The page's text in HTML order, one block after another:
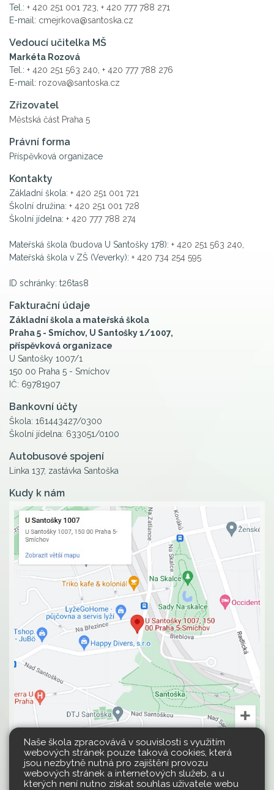
Tel.: + 420 251 001 723 + 420 777 788 271
E-mail: cmejrkova@santoska.cz
Vedoucí učitelka MŠ
Markéta Rozová
Tel.: + 420 251 563 240 + 420 777 788 276
E-mail: rozova@santoska.cz
Zřizovatel
Městská část Praha 5
Právní forma
Příspěvková organizace
Kontakty
Základní škola: + 420 251 001 721
Školní družina: + 420 251 001 728
Školní jídelna: + 420 777 788 274
Mateřská škola (budova U Santošky 178): + 420 251 563 240
Mateřská škola v ZŠ (Veverky): + 420 734 254 595
ID schránky: t26tas8
Fakturační údaje
Základní škola a mateřská škola
Praha 5 - Smíchov, U Santošky 1/1007,
příspěvková organizace
U Santošky 1007/1
150 00 Praha 5 - Smíchov
IČ: 69781907
Bankovní účty
Škola: 161443427/0300
Školní jídelna: 633051/0100
Autobusové spojení
Linka 137, zastávka Santoška
Kudy k nám
Naše škola zpracovává v souvislosti s využitím
webových stránek pouze taková cookies, která
jsou nezbytně nutná pro zajištění provozu
webových stránek a internetových služeb, a u
kterých není nutno získat souhlas uživatele webu